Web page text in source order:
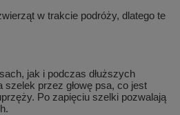
w trakcie podróży, dlatego te
jak i podczas dłuższych
szelek przez głowę psa, co jest
Po zapięciu szelki pozwalają